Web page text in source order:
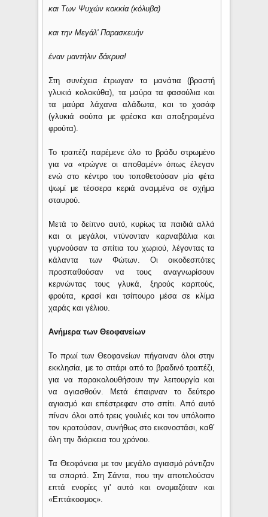
και Των Ψυχών κοκκία (κόλυβα)
και την Μεγάλ' Παρασκευήν
έναν μαντήλιν δάκρυα!
Στη συνέχεια έτρωγαν τα μανάτια (βραστή
γλυκιά κολοκύθα), τα μαύρα τα φασούλια και
τα μαύρα λάχανα αλάδωτα, και το χοσάφ
(γλυκιά σούπα με φρέσκα και αποξηραμένα
φρούτα).
Το τραπέζι παρέμενε όλο το βράδυ στρωμένο
για να «τρώγνε οι αποθαμέν» όπως έλεγαν
ενώ στο κέντρο του τοποθετούσαν μία φέτα
ψωμί με τέσσερα κεριά αναμμένα σε σχήμα
σταυρού.
Μετά το δείπνο αυτό, κυρίως τα παιδιά αλλά
και οι μεγάλοι, ντύνονταν καρναβάλια και
γυρνούσαν τα σπίτια του χωριού, λέγοντας τα
κάλαντα των Φώτων. Οι οικοδεσπότες
προσπαθούσαν να τους αναγνωρίσουν
κερνώντας τους γλυκά, ξηρούς καρπούς,
φρούτα, κρασί και τσίπουρο μέσα σε κλίμα
χαράς και γέλιου.
Ανήμερα των Θεοφανείων
Το πρωί των Θεοφανείων πήγαιναν όλοι στην
εκκλησία, με το σιτάρι από το βραδινό τραπέζι,
για να παρακολουθήσουν την λειτουργία και
να αγιασθούν. Μετά έπαιρναν το δεύτερο
αγιασμό και επέστρεφαν στο σπίτι. Από αυτό
πίναν όλοι από τρεις γουλιές και τον υπόλοιπο
τον κρατούσαν, συνήθως στο εικονοστάσι, καθ’
όλη την διάρκεια του χρόνου.
Τα Θεοφάνεια με τον μεγάλο αγιασμό ράντιζαν
τα σπαρτά. Στη Σάντα, που την αποτελούσαν
επτά ενορίες γι' αυτό και ονομαζόταν και
«Επτάκοσμος».